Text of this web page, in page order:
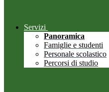
Servizi
Panoramica
Famiglie e studenti
Personale scolastico
Percorsi di studio